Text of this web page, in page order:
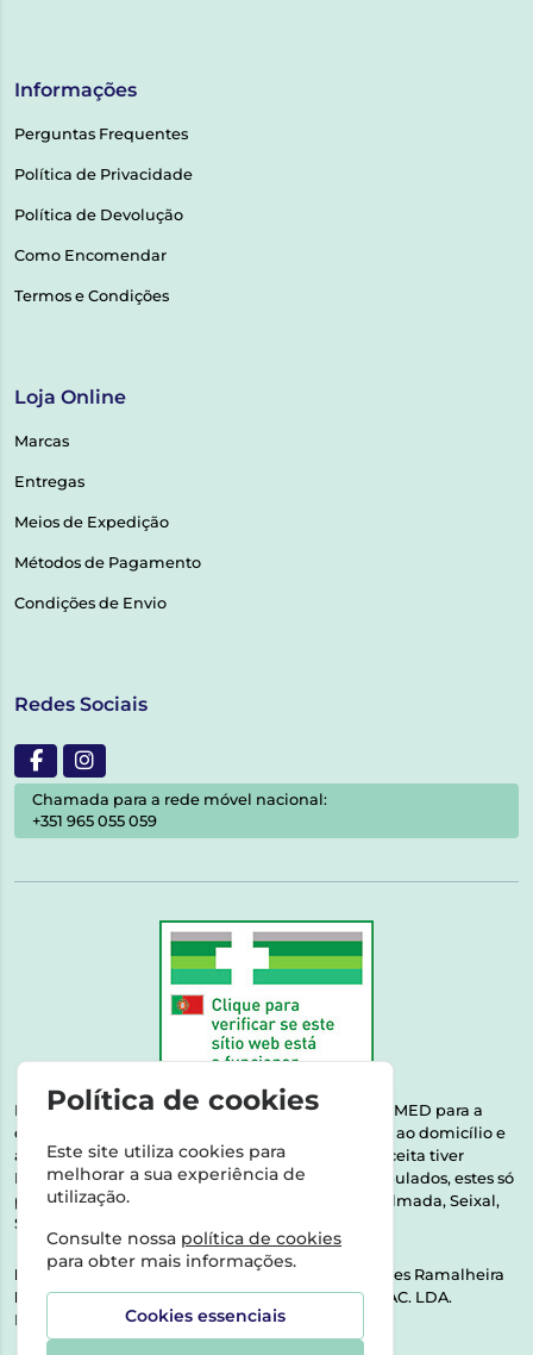
Informações
Perguntas Frequentes
Política de Privacidade
Política de Devolução
Como Encomendar
Termos e Condições
Loja Online
Marcas
Entregas
Meios de Expedição
Métodos de Pagamento
Condições de Envio
Redes Sociais
Chamada para a rede móvel nacional:
+351 965 055 059
Esta farmácia encontra-se autorizada pelo INFARMED para a
dispensa de medicamentos e produtos de saúde ao domicílio e
através da internet. Medicamentos | Se na sua receita tiver
MSRM, MNSRM, MSRMV ou Medicamentos Manipulados, estes só
podem ser entregues nos seguintes concelhos: Almada, Seixal,
Sesimbra, Oeiras e Lisboa.
Direção Técnica:
Dra. Raquel Alexandra Fernandes Ramalheira
NIPC:513064133 | ASPAS E NÚMEROS SOC. FARMAC. LDA.
Rua dos Castanheiros 5 AB Feijó2810-036 Almada
Política de cookies
Este site utiliza cookies para
melhorar a sua experiência de
utilização.
Consulte nossa política de cookies
para obter mais informações.
Cookies essenciais